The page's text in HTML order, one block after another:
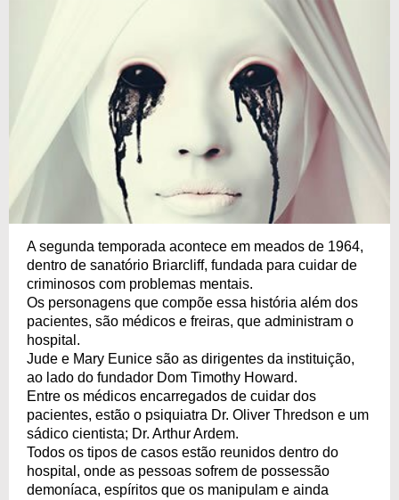
A segunda temporada acontece em meados de 1964,
dentro de sanatório Briarcliff, fundada para cuidar de
criminosos com problemas mentais.
Os personagens que compõe essa história além dos
pacientes, são médicos e freiras, que administram o
hospital.
Jude e Mary Eunice são as dirigentes da instituição,
ao lado do fundador Dom Timothy Howard.
Entre os médicos encarregados de cuidar dos
pacientes, estão o psiquiatra Dr. Oliver Thredson e um
sádico cientista; Dr. Arthur Ardem.
Todos os tipos de casos estão reunidos dentro do
hospital, onde as pessoas sofrem de possessão
demoníaca, espíritos que os manipulam e ainda